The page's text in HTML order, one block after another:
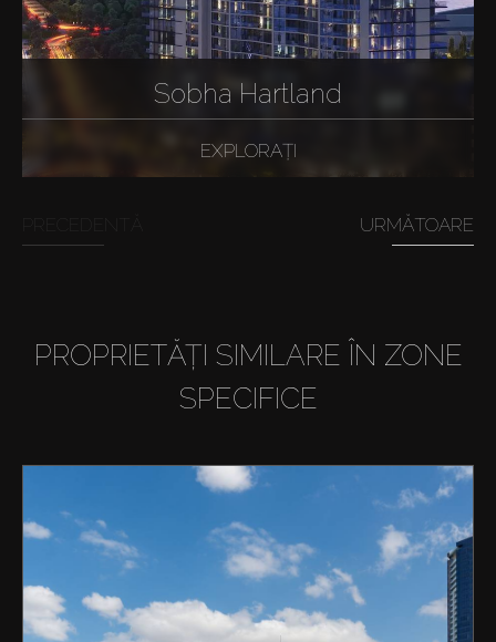
Sobha Hartland
EXPLORAȚI
URMĂTOARE
PROPRIETĂȚI SIMILARE ÎN ZONE
SPECIFICE